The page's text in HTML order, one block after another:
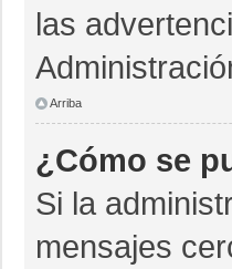
las
Arriba
¿Cómo se
Si la
mensajes